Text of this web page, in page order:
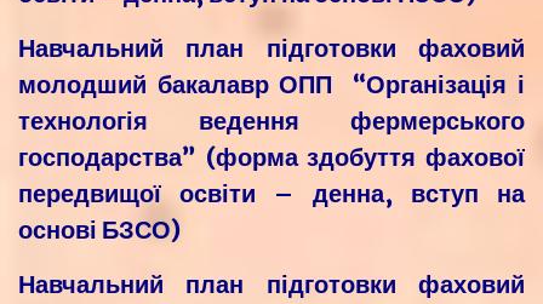
Навчальний план підготовки фаховий
молодший бакалавр ОПП “Організація і
технологія ведення фермерського
господарства” (форма здобуття фахової
передвищої освіти – денна, вступ на
основі БЗСО)
Навчальний план підготовки фаховий